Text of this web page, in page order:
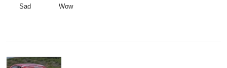
Sad Wow